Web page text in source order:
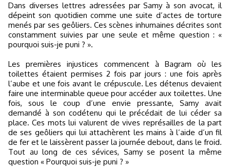
Dans diverses lettres adressées par Samy à son avocat, il
dépeint son quotidien comme une suite d’actes de torture
menés par ses geôliers. Ces scènes inhumaines décrites sont
constamment suivies par une seule et même question : «
pourquoi suis-je puni ? ».
Les premières injustices commencent à Bagram où les
toilettes étaient permises 2 fois par jours : une fois après
l’aube et une fois avant le crépuscule. Les détenus devaient
faire une interminable queue pour accéder aux toilettes. Une
fois, sous le coup d’une envie pressante, Samy avait
demandé à son codétenu qui le précédait de lui céder sa
place. Ces mots lui valurent de vives représailles de la part
de ses geôliers qui lui attachèrent les mains à l’aide d’un fil
de fer et le laissèrent passer la journée debout, dans le froid.
Tout au long de ces sévices, Samy se posent la même
question « Pourquoi suis-je puni ? »